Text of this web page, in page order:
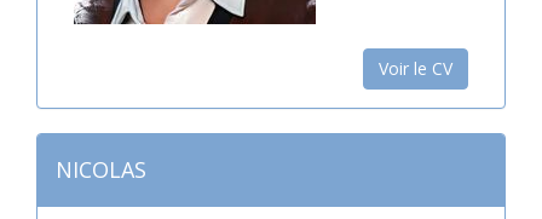
Voir le CV
NICOLAS